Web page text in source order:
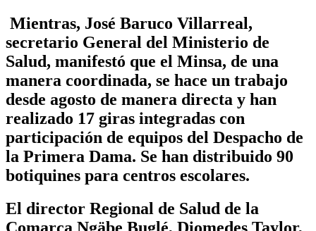
Mientras, José Baruco Villarreal,
secretario General del Ministerio de
Salud, manifestó que el Minsa, de una
manera coordinada, se hace un trabajo
desde agosto de manera directa y han
realizado 17 giras integradas con
participación de equipos del Despacho de
la Primera Dama. Se han distribuido 90
botiquines para centros escolares.
El director Regional de Salud de la
Comarca Ngäbe Buglé, Diomedes Taylor,